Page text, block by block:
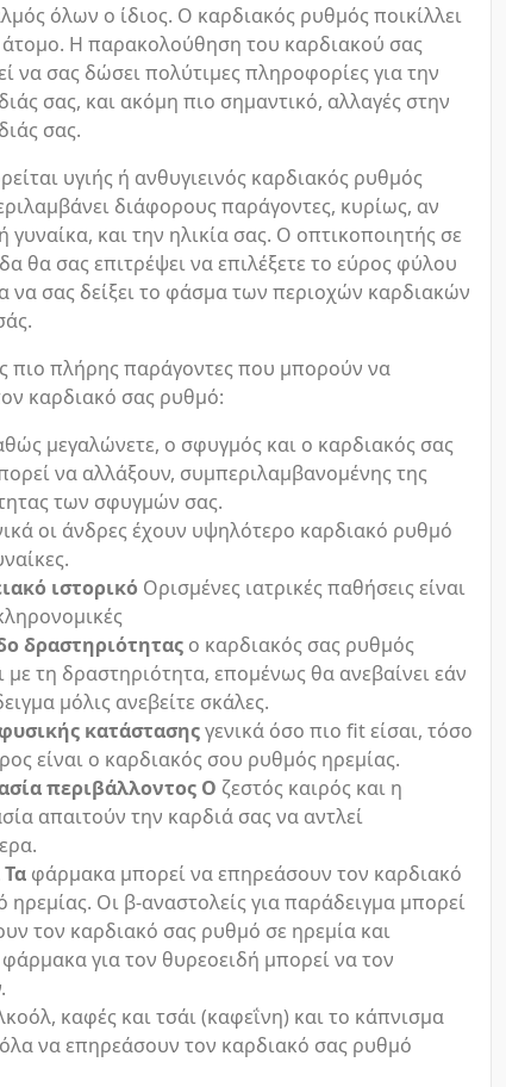
όλων ο ίδιος. Ο καρδιακός ρυθμός ποικίλλει
Η παρακολούθηση του καρδιακού σας
να σας δώσει πολύτιμες πληροφορίες για την
σας, και ακόμη πιο σημαντικό, αλλαγές στην
σας.
υγιής ή ανθυγιεινός καρδιακός ρυθμός
διάφορους παράγοντες, κυρίως, αν
γυναίκα, και την ηλικία σας. Ο οπτικοποιητής σε
θα σας επιτρέψει να επιλέξετε το εύρος φύλου
να σας δείξει το φάσμα των περιοχών καρδιακών
πιο πλήρης παράγοντες που μπορούν να
καρδιακό σας ρυθμό:
μεγαλώνετε, ο σφυγμός και ο καρδιακός σας
να αλλάξουν, συμπεριλαμβανομένης της
των σφυγμών σας.
οι άνδρες έχουν υψηλότερο καρδιακό ρυθμό
ιστορικό Ορισμένες ιατρικές παθήσεις είναι
δραστηριότητας ο καρδιακός σας ρυθμός
με τη δραστηριότητα, επομένως θα ανεβαίνει εάν
μόλις ανεβείτε σκάλες.
κατάστασηςγενικά όσο πιο fit είσαι, τόσο
είναι ο καρδιακός σου ρυθμός ηρεμίας.
περιβάλλοντος Ο ζεστός καιρός και η
απαιτούν την καρδιά σας να αντλεί
φάρμακα μπορεί να επηρεάσουν τον καρδιακό
ηρεμίας. Οι β-αναστολείς για παράδειγμα μπορεί
τον καρδιακό σας ρυθμό σε ηρεμία και
για τον θυρεοειδή μπορεί να τον
καφές και τσάι (καφεΐνη) και το κάπνισμα
να επηρεάσουν τον καρδιακό σας ρυθμό